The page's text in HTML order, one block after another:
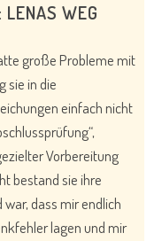
WEG
große Probleme mit
sie in die
einfach nicht
Vorbereitung
bestand sie ihre
dass mir endlich
lagen und mir